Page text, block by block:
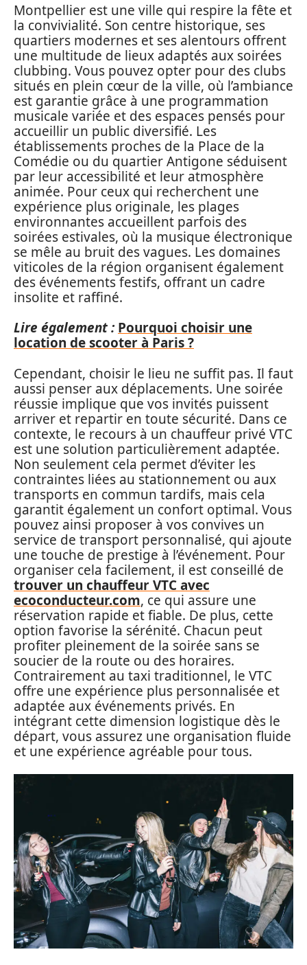
Montpellier est une ville qui respire la fête et
la convivialité. Son centre historique, ses
quartiers modernes et ses alentours offrent
une multitude de lieux adaptés aux soirées
clubbing. Vous pouvez opter pour des clubs
situés en plein cœur de la ville, où l’ambiance
est garantie grâce à une programmation
musicale variée et des espaces pensés pour
accueillir un public diversifié. Les
établissements proches de la Place de la
Comédie ou du quartier Antigone séduisent
par leur accessibilité et leur atmosphère
animée. Pour ceux qui recherchent une
expérience plus originale, les plages
environnantes accueillent parfois des
soirées estivales, où la musique électronique
se mêle au bruit des vagues. Les domaines
viticoles de la région organisent également
des événements festifs, offrant un cadre
insolite et raffiné.
Lire également : Pourquoi choisir une
location de scooter à Paris ?
Cependant, choisir le lieu ne suffit pas. Il faut
aussi penser aux déplacements. Une soirée
réussie implique que vos invités puissent
arriver et repartir en toute sécurité. Dans ce
contexte, le recours à un chauffeur privé VTC
est une solution particulièrement adaptée.
Non seulement cela permet d’éviter les
contraintes liées au stationnement ou aux
transports en commun tardifs, mais cela
garantit également un confort optimal. Vous
pouvez ainsi proposer à vos convives un
service de transport personnalisé, qui ajoute
une touche de prestige à l’événement. Pour
organiser cela facilement, il est conseillé de
trouver un chauffeur VTC avec
ecoconducteur.com, ce qui assure une
réservation rapide et fiable. De plus, cette
option favorise la sérénité. Chacun peut
profiter pleinement de la soirée sans se
soucier de la route ou des horaires.
Contrairement au taxi traditionnel, le VTC
offre une expérience plus personnalisée et
adaptée aux événements privés. En
intégrant cette dimension logistique dès le
départ, vous assurez une organisation fluide
et une expérience agréable pour tous.